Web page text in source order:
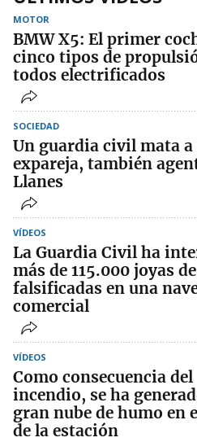
MOTOR
BMW X5: El primer
cinco tipos de
todos electrificados
SOCIEDAD
Un guardia civil mata a
expareja, también
Llanes
VÍDEOS
La Guardia Civil ha
más de 115.000 joyas
falsificadas en una
comercial
VÍDEOS
Como consecuencia del
incendio, se ha
gran nube de humo en
de la estación